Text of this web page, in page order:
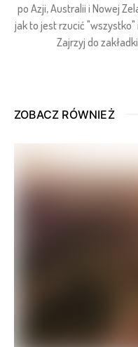
po Azji, Australii i Nowej
jak to jest rzucić
Zajrzyj do
ZOBACZ RÓWNIEŻ